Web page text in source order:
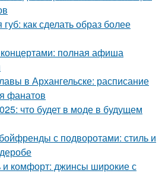
как сделать образ более
полная афиша
в Архангельске: расписание
фанатов
что будет в моде в будущем
с подворотами: стиль и
и комфорт: джинсы широкие с